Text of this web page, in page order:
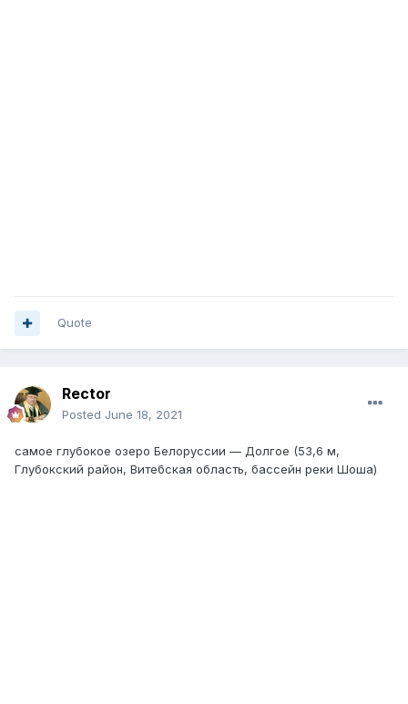
Quote
Rector
Posted June 18, 2021
самое глубокое озеро Белоруссии — Долгое (53,6 м,
Глубокский район, Витебская область, бассейн реки Шоша)